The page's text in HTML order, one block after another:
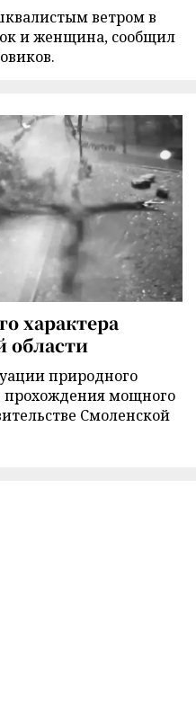
ветром в
и женщина, сообщил
характера
области
природного
прохождения мощного
Смоленской